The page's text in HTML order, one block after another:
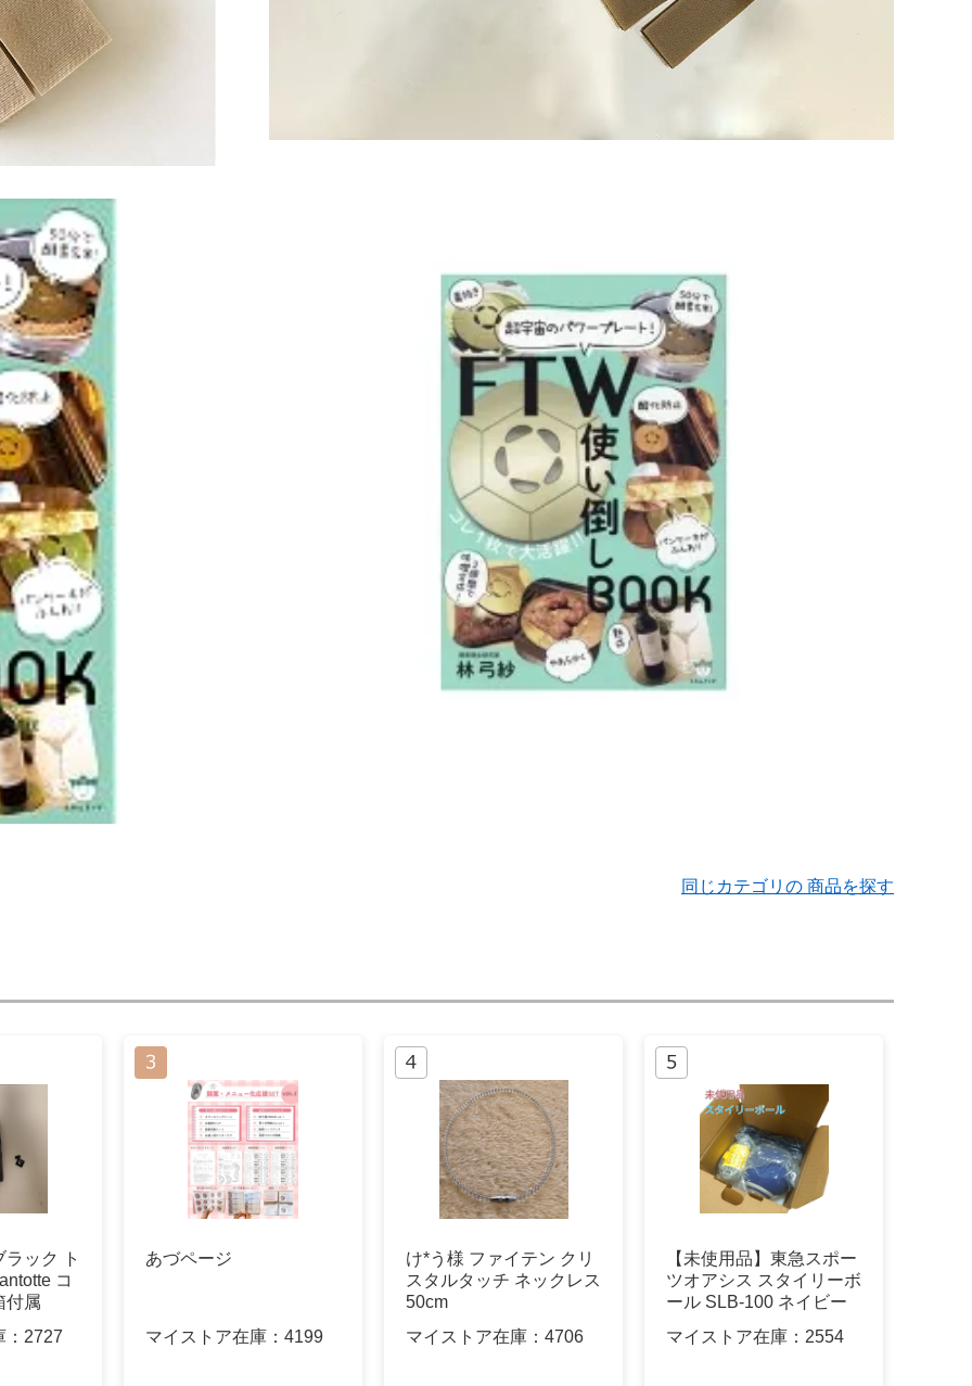
同じカテゴリの 商品を探す
ック ト
コ
属
2727
あづページ
マイストア在庫： 4199
け*う様 ファイテン クリ
スタルタッチ ネックレス
50cm
マイストア在庫： 4706
【未使用品】東急スポー
ツオアシス スタイリーボ
ール SLB-100 ネイビー
マイストア在庫： 2554